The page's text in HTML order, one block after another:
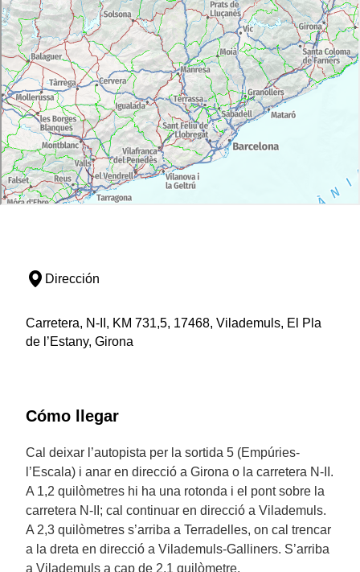
Dirección
Carretera, N-II, KM 731,5, 17468, Vilademuls, El Pla
de l’Estany, Girona
Cómo llegar
Cal deixar l’autopista per la sortida 5 (Empúries-
l’Escala) i anar en direcció a Girona o la carretera N-II.
A 1,2 quilòmetres hi ha una rotonda i el pont sobre la
carretera N-II; cal continuar en direcció a Vilademuls.
A 2,3 quilòmetres s’arriba a Terradelles, on cal trencar
a la dreta en direcció a Vilademuls-Galliners. S’arriba
a Vilademuls a cap de 2,1 quilòmetre.